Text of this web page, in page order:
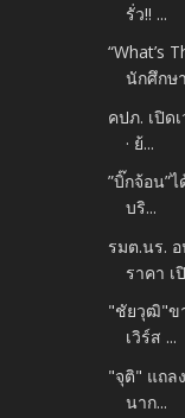
รั่ว!! ...
“What’s
นักศึกษ
คปภ. เปิด
· ย้...
”บิ๊กจ้อน”
บริ...
รมต.นร.
ราคา เ
"ชัยวุฒิ"ข
เวิร์ส ...
"จุติ" แถล
นาก...